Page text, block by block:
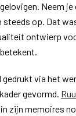
Neem
steeds op. Dat
ontwierp
via het
gevormd.
zijn memoires